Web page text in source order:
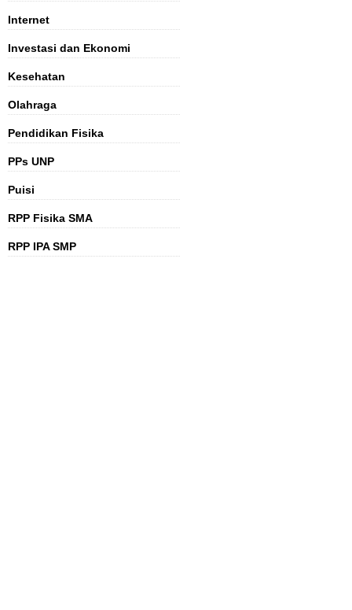
Internet
Investasi dan Ekonomi
Kesehatan
Olahraga
Pendidikan Fisika
PPs UNP
Puisi
RPP Fisika SMA
RPP IPA SMP